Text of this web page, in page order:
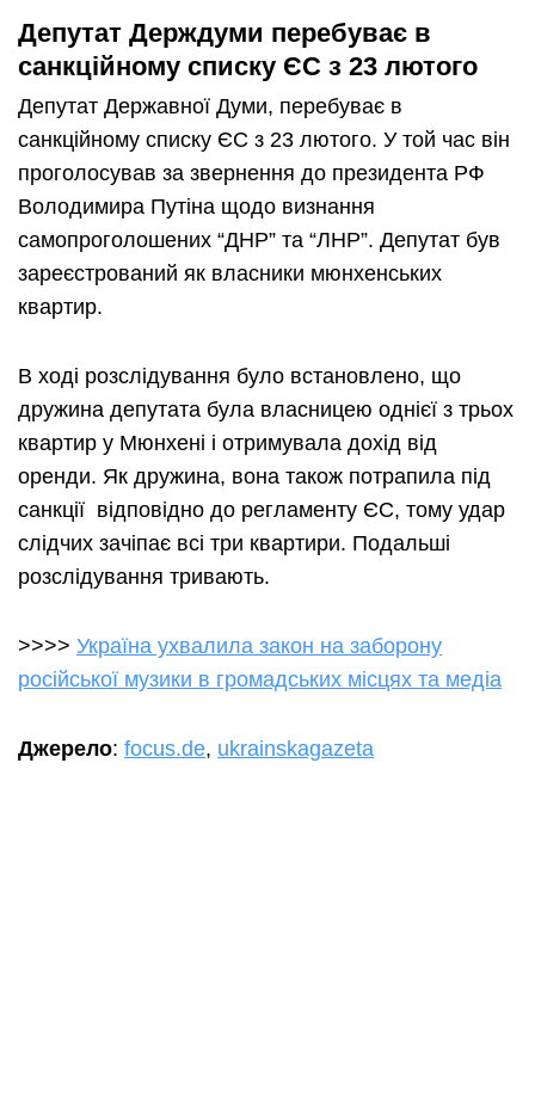
Депутат Держдуми перебуває в
санкційному списку ЄС з 23 лютого
Депутат Державної Думи, перебуває в
санкційному списку ЄС з 23 лютого. У той час він
проголосував за звернення до президента РФ
Володимира Путіна щодо визнання
самопроголошених “ДНР” та “ЛНР”. Депутат був
зареєстрований як власники мюнхенських
квартир.
В ході розслідування було встановлено, що
дружина депутата була власницею однієї з трьох
квартир у Мюнхені і отримувала дохід від
оренди. Як дружина, вона також потрапила під
санкції відповідно до регламенту ЄС, тому удар
слідчих зачіпає всі три квартири. Подальші
розслідування тривають.
>>>> Україна ухвалила закон на заборону
російської музики в громадських місцях та медіа
Джерело: focus.de, ukrainskagazeta